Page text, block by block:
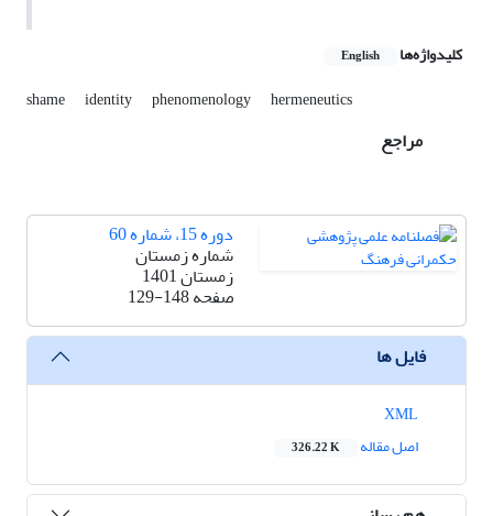
کلیدواژه‌ها English
shame identity phenomenology hermeneutics
مراجع
دوره 15، شماره 60
شماره زمستان
زمستان 1401
صفحه129-148
فایل ها
اصل مقاله
326.22 K